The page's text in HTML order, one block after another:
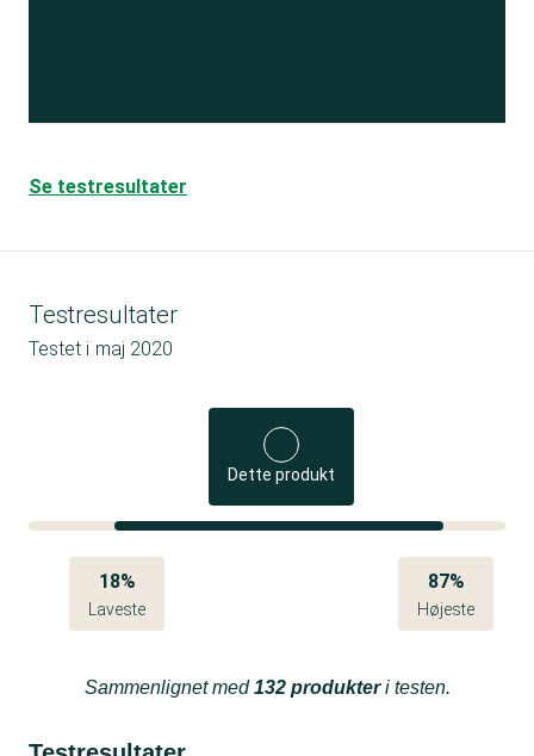
Se testresultater
Testresultater
Testet i maj 2020
Dette produkt
18%
Laveste
87%
Højeste
Sammenlignet med132 produkteri testen.